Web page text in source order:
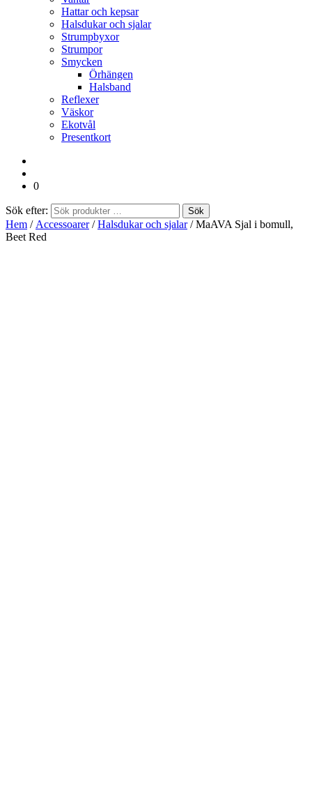
Hattar och kepsar
Halsdukar och sjalar
Strumpbyxor
Strumpor
Smycken
Örhängen
Halsband
Reflexer
Väskor
Ekotvål
Presentkort
0
Sök efter: Sök
Hem / Accessoarer/Halsdukar och sjalar/ MaAVA Sjal i bomull,
Beet Red